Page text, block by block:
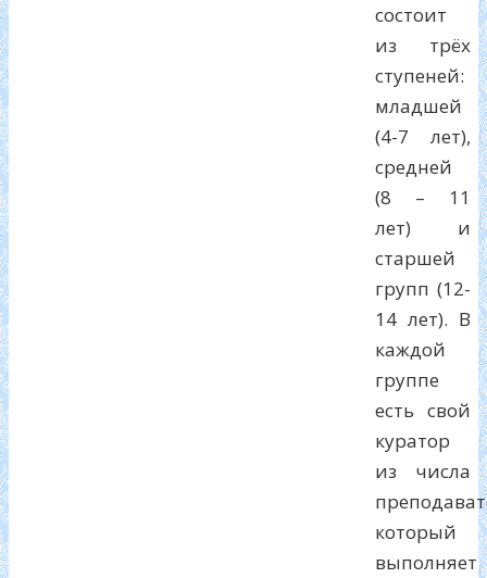
состоит
из трёх
ступеней:
младшей
(4-7 лет),
средней
(8 – 11
лет) и
старшей
групп (12-
14 лет). В
каждой
группе
есть свой
куратор
из числа
который
выполняет